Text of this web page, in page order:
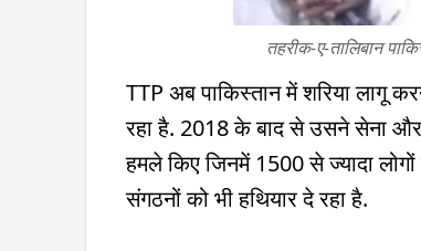
तहरीक-ए-तालिबान
TTP अब पाकिस्तान में शरिया लागू
रहा है. 2018 के बाद से उसने सेना
हमले किए जिनमें 1500 से ज्यादा
संगठनों को भी हथियार दे रहा है.